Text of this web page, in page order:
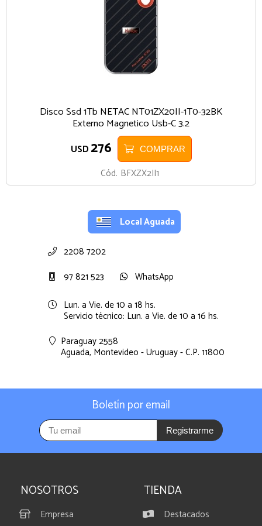
Disco Ssd 1Tb NETAC NT01ZX20II-1T0-32BK
Externo Magnetico Usb-C 3.2
USD 276 COMPRAR
Cód. BFXZX2II1
Local Aguada
2208 7202
97 821 523
WhatsApp
Lun. a Vie. de 10 a 18 hs.
Servicio técnico: Lun. a Vie. de 10 a 16 hs.
Paraguay 2558
Aguada, Montevideo - Uruguay - C.P. 11800
Boletín por email
Registrarme
NOSOTROS
Empresa
TIENDA
Destacados